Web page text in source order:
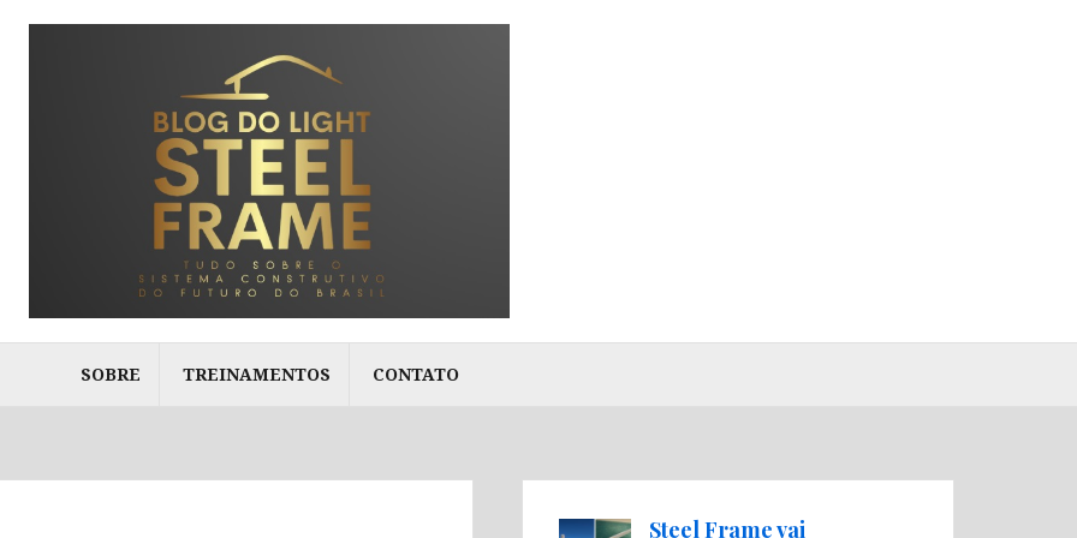
SOBRE TREINAMENTOS CONTATO
Steel Frame vai